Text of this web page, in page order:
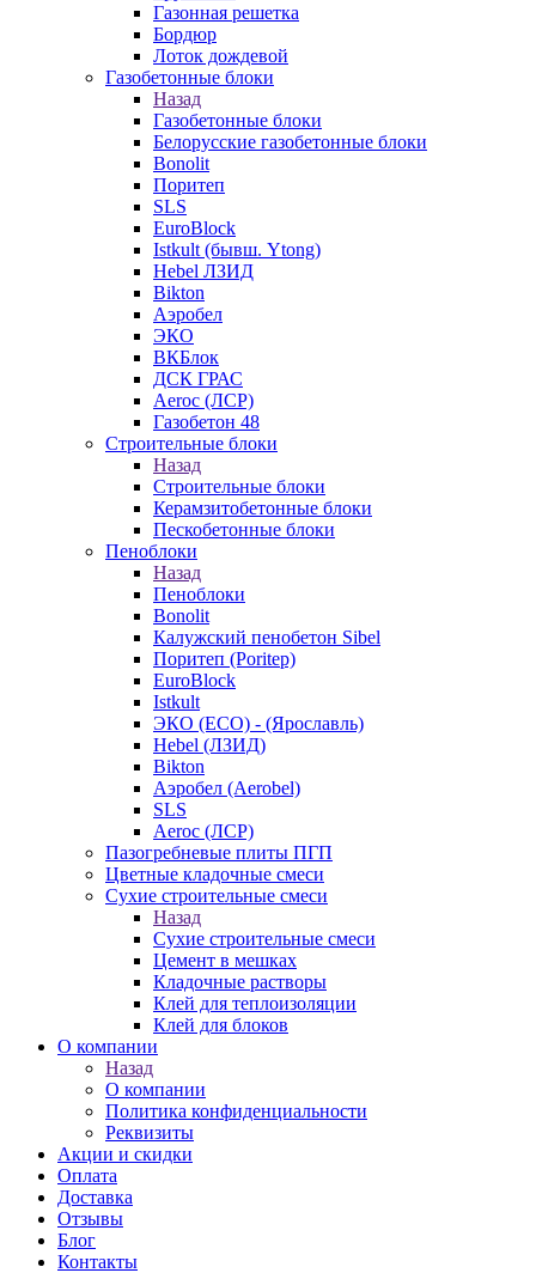
Газонная решетка
Бордюр
Лоток дождевой
Газобетонные блоки
Назад
Газобетонные блоки
Белорусские газобетонные блоки
Bonolit
Поритеп
SLS
EuroBlock
Istkult (бывш. Ytong)
Hebel ЛЗИД
Bikton
Аэробел
ЭКО
ВКБлок
ДСК ГРАС
Aeroc (ЛСР)
Газобетон 48
Строительные блоки
Назад
Строительные блоки
Керамзитобетонные блоки
Пескобетонные блоки
Пеноблоки
Назад
Пеноблоки
Bonolit
Калужский пенобетон Sibel
Поритеп (Poritep)
EuroBlock
Istkult
ЭКО (ECO) - (Ярославль)
Hebel (ЛЗИД)
Bikton
Аэробел (Aerobel)
SLS
Aeroc (ЛСР)
Пазогребневые плиты ПГП
Цветные кладочные смеси
Сухие строительные смеси
Назад
Сухие строительные смеси
Цемент в мешках
Кладочные растворы
Клей для теплоизоляции
Клей для блоков
О компании
Назад
О компании
Политика конфиденциальности
Реквизиты
Акции и скидки
Оплата
Доставка
Отзывы
Блог
Контакты